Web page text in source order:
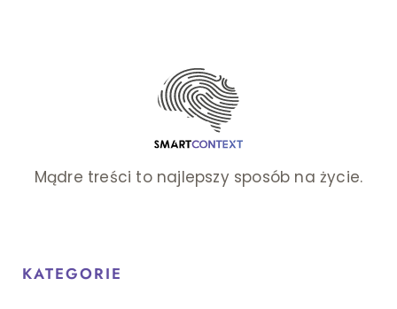
Mądre treści to najlepszy sposób na życie.
KATEGORIE